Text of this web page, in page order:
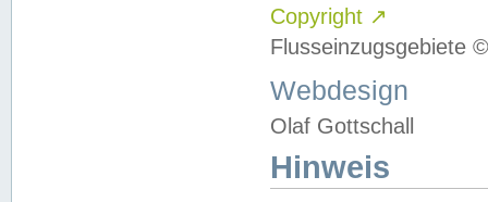
Copyright ↗
Flusseinzugsgebiete
Webdesign
Olaf Gottschall
Hinweis